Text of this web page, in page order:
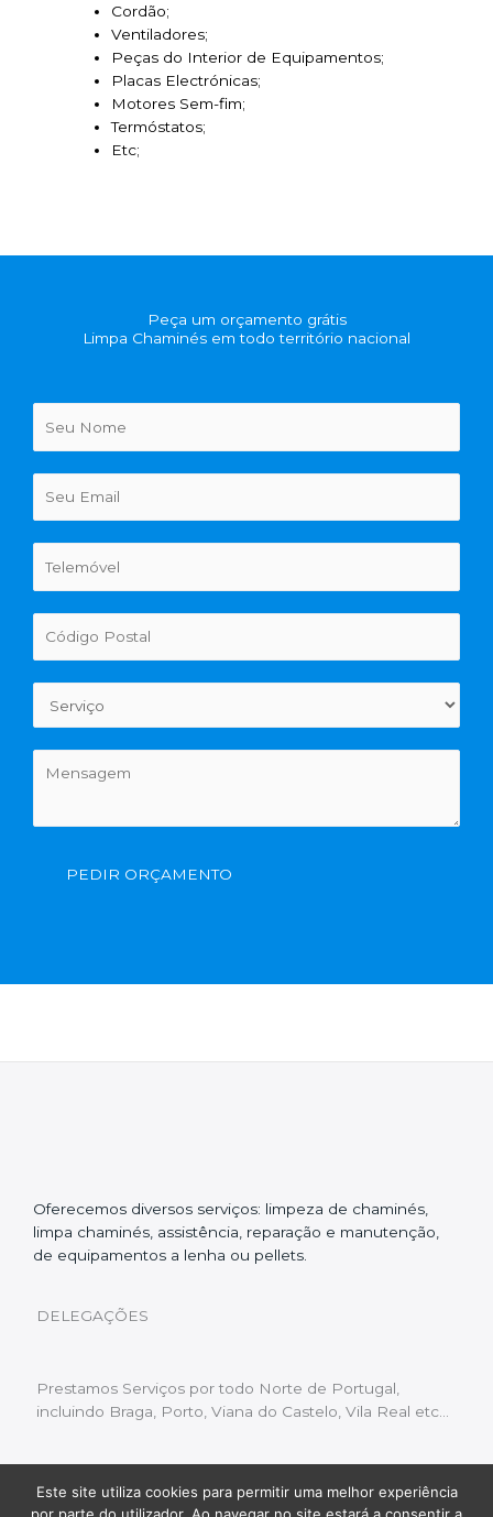
Cordão;
Ventiladores;
Peças do Interior de Equipamentos;
Placas Electrónicas;
Motores Sem-fim;
Termóstatos;
Etc;
Peça um orçamento grátis
Limpa Chaminés em todo território nacional
PEDIR ORÇAMENTO
Oferecemos diversos serviços: limpeza de chaminés,
limpa chaminés, assistência, reparação e manutenção,
de equipamentos a lenha ou pellets.
DELEGAÇÕES
Prestamos Serviços por todo Norte de Portugal,
incluindo Braga, Porto, Viana do Castelo, Vila Real etc…
Livro de Reclamações | Política de Privacidade
Este site utiliza cookies para permitir uma melhor experiência